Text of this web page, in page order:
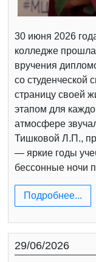
30 июня 2026
колледже
вручения
со студенческой
страницу своей
этапом для
атмосфере
Тишковой Л.П.,
— яркие годы
бессонные ночи
Подробнее...
29/06/2026